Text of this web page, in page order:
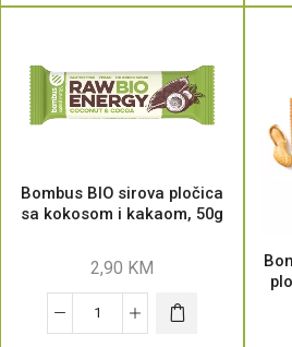
Bombus BIO sirova pločica
sa kokosom i kakaom, 50g
2,90 KM